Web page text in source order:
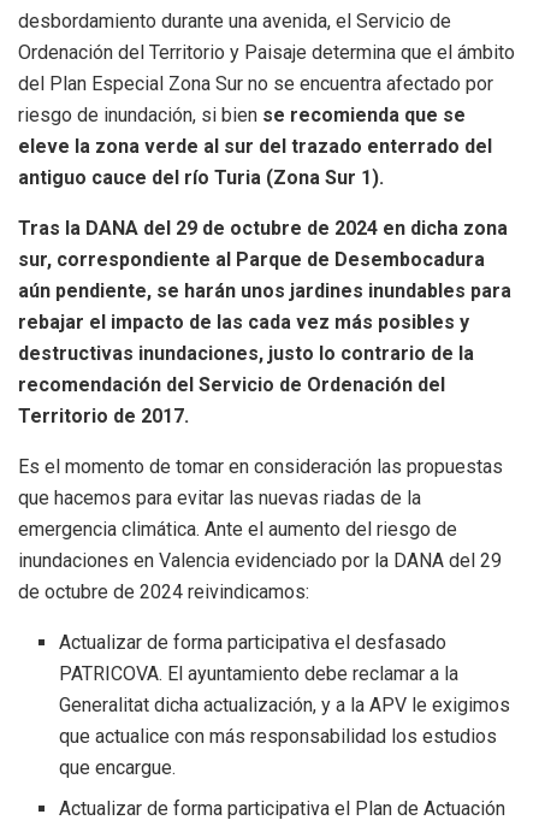
desbordamiento durante una avenida, el Servicio de
Ordenación del Territorio y Paisaje determina que el ámbito
del Plan Especial Zona Sur no se encuentra afectado por
riesgo de inundación, si bien se recomienda que se
eleve la zona verde al sur del trazado enterrado del
antiguo cauce del río Turia (Zona Sur 1).
Tras la DANA del 29 de octubre de 2024 en dicha zona
sur, correspondiente al Parque de Desembocadura
aún pendiente, se harán unos jardines inundables para
rebajar el impacto de las cada vez más posibles y
destructivas inundaciones, justo lo contrario de la
recomendación del Servicio de Ordenación del
Territorio de 2017.
Es el momento de tomar en consideración las propuestas
que hacemos para evitar las nuevas riadas de la
emergencia climática. Ante el aumento del riesgo de
inundaciones en Valencia evidenciado por la DANA del 29
de octubre de 2024 reivindicamos:
Actualizar de forma participativa el desfasado
PATRICOVA. El ayuntamiento debe reclamar a la
Generalitat dicha actualización, y a la APV le exigimos
que actualice con más responsabilidad los estudios
que encargue.
Actualizar de forma participativa el Plan de Actuación